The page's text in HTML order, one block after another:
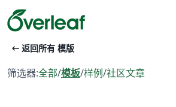
arrow_left_alt 返回所有 模版
筛选器:全部/模板/样例/社区文章